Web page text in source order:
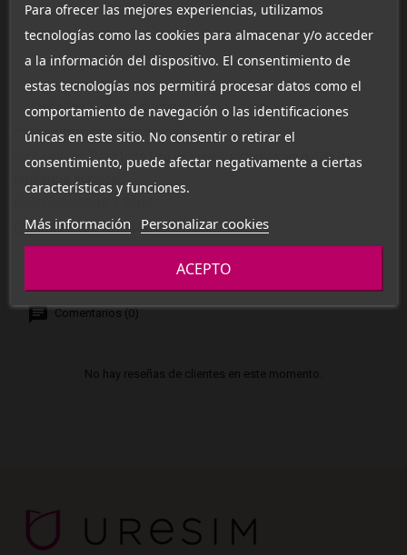
Detalles Del Producto Ingredientes
Indicaciones:Para todo tipo de pieles, incluidas las pieles de
tendencia acneica.
CN:179933.3 / 187984.4
Comentarios (0)
No hay reseñas de clientes en este momento.
Para ofrecer las mejores experiencias, utilizamos
tecnologías como las cookies para almacenar y/o acceder
a la información del dispositivo. El consentimiento de
estas tecnologías nos permitirá procesar datos como el
comportamiento de navegación o las identificaciones
únicas en este sitio. No consentir o retirar el
consentimiento, puede afectar negativamente a ciertas
características y funciones.
Más información Personalizar cookies
ACEPTO